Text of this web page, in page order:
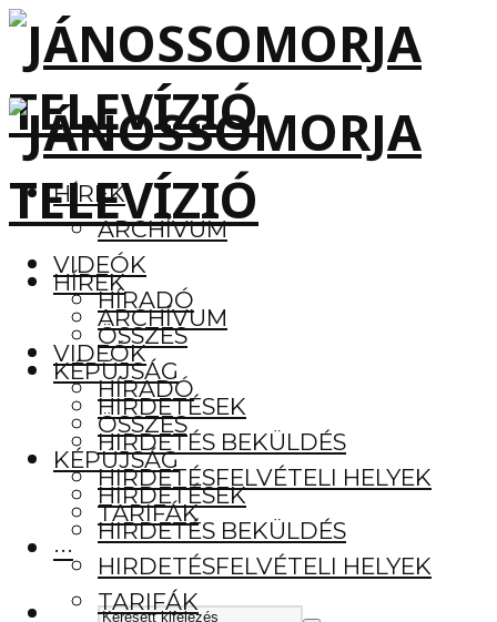
HÍREK
ARCHÍVUM
VIDEÓK
HÍRADÓ
ÖSSZES
KÉPÚJSÁG
HIRDETÉSEK
HIRDETÉS BEKÜLDÉS
HIRDETÉSFELVÉTELI HELYEK
TARIFÁK
···
HÍREK
ARCHÍVUM
VIDEÓK
HÍRADÓ
ÖSSZES
KÉPÚJSÁG
HIRDETÉSEK
HIRDETÉS BEKÜLDÉS
HIRDETÉSFELVÉTELI HELYEK
TARIFÁK